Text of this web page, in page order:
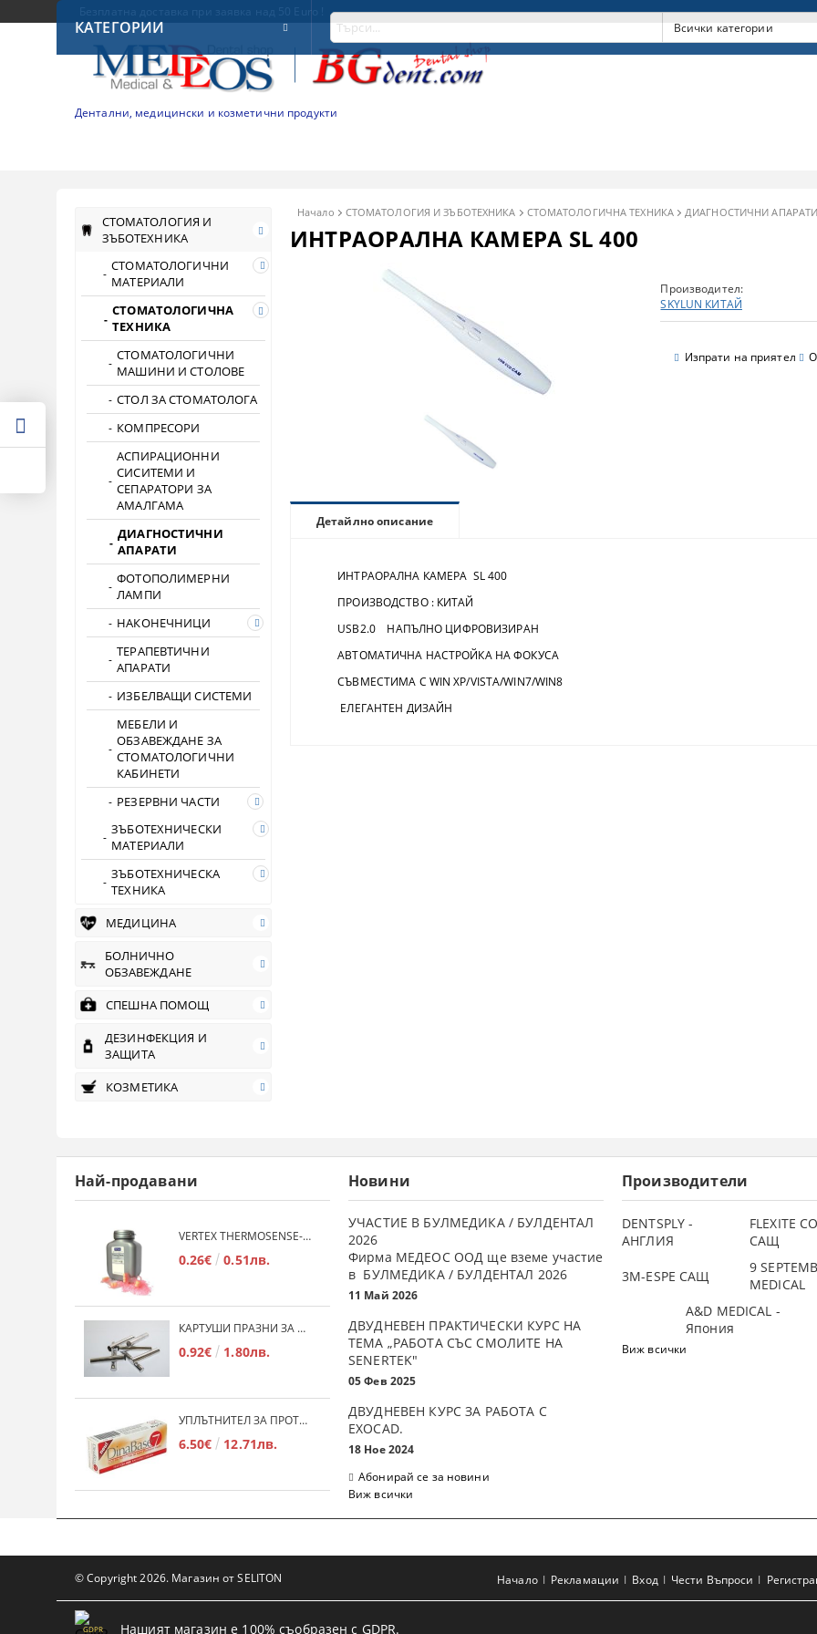
Дентални, медицински и козметични продукти
КАТЕГОРИИ
СТОМАТОЛОГИЯ И
ЗЪБОТЕХНИКА
СТОМАТОЛОГИЧНИ
МАТЕРИАЛИ
СТОМАТОЛОГИЧНА
ТЕХНИКА
СТОМАТОЛОГИЧНИ
МАШИНИ И СТОЛОВЕ
СТОЛ ЗА СТОМАТОЛОГА
КОМПРЕСОРИ
АСПИРАЦИОННИ
СИСИТЕМИ И
СЕПАРАТОРИ ЗА
АМАЛГАМА
ДИАГНОСТИЧНИ
АПАРАТИ
ФОТОПОЛИМЕРНИ
ЛАМПИ
НАКОНЕЧНИЦИ
ТЕРАПЕВТИЧНИ
АПАРАТИ
ИЗБЕЛВАЩИ СИСТЕМИ
МЕБЕЛИ И
ОБЗАВЕЖДАНЕ ЗА
СТОМАТОЛОГИЧНИ
КАБИНЕТИ
РЕЗЕРВНИ ЧАСТИ
ЗЪБОТЕХНИЧЕСКИ
МАТЕРИАЛИ
ЗЪБОТЕХНИЧЕСКА
ТЕХНИКА
МЕДИЦИНА
БОЛНИЧНО
ОБЗАВЕЖДАНЕ
СПЕШНА ПОМОЩ
ДЕЗИНФЕКЦИЯ И
ЗАЩИТА
КОЗМЕТИКА
Начало СТОМАТОЛОГИЯ И ЗЪБОТЕХНИКА СТОМАТОЛОГИЧНА ТЕХНИКА ДИАГНОСТИЧНИ АПАРАТИ
ИНТРАОРАЛНА КАМЕРА SL 400
Производител:
SKYLUN КИТАЙ
Изпрати на приятел
Детайлно описание
ИНТРАОРАЛНА КАМЕРА SL 400
ПРОИЗВОДСТВО : КИТАЙ
USB2.0 НАПЪЛНО ЦИФРОВИЗИРАН
АВТОМАТИЧНА НАСТРОЙКА НА ФОКУСА
СЪВМЕСТИМА С WIN XP/VISTA/WIN7/WIN8
ЕЛЕГАНТЕН ДИЗАЙН
Най-продавани
VERTEX THERMOSENSE- ГРАНУЛАТ ЗА МЕКИ ПРОТЕЗИ
0.26€ 0.51лв.
КАРТУШИ ПРАЗНИ ЗА МЕКА ПЛАСТМАСА
0.92€ 1.80лв.
УПЛЪТНИТЕЛ ЗА ПРОТЕЗИ DINABASE 7
6.50€ 12.71лв.
Новини
УЧАСТИЕ В БУЛМЕДИКА / БУЛДЕНТАЛ
2026
Фирма МЕДЕОС ООД ще вземе участие
в БУЛМЕДИКА / БУЛДЕНТАЛ 2026
11 Май 2026
ДВУДНЕВЕН ПРАКТИЧЕСКИ КУРС НА
ТЕМА „РАБОТА СЪС СМОЛИТЕ НА
SENERTEK"
05 Фев 2025
ДВУДНЕВЕН КУРС ЗА РАБОТА С
ЕXOCAD.
18 Ное 2024
Абонирай се за новини
Виж всички
Производители
DENTSPLY -
АНГЛИЯ
FLEXITE
САЩ
3М-ESPE САЩ
9
MEDICAL
A&D MEDICAL -
Япония
Виж всички
© Copyright 2026. Магазин от SELITON Начало Рекламации Вход Чести Въпроси
GDPR Нашият магазин е 100% съобразен с GDPR.